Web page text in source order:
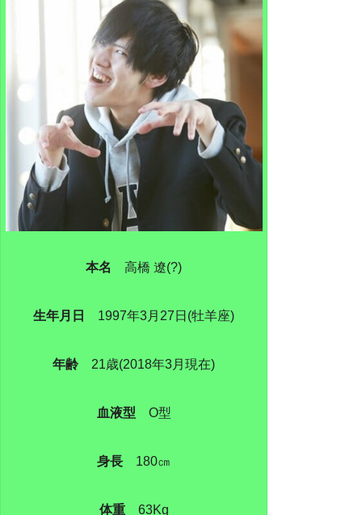
本名 高橋 遼(?)
生年月日 1997年3月27日(牡羊座)
年齢 21歳(2018年3月現在)
血液型 O型
身長 180㎝
体重 63Kg